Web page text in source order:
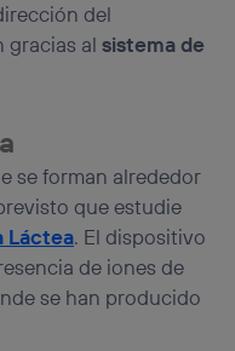
del
gracias alsistema de
se forman alrededor
que estudie
Láctea. El dispositivo
de iones de
se han producido